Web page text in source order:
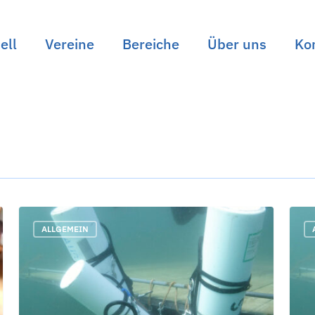
Vereine Bereiche Über uns
Trimix*
VDST
ALLGEMEIN